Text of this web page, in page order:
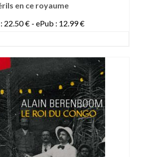
en ce royaume
22.50 € - ePub : 12.99 €